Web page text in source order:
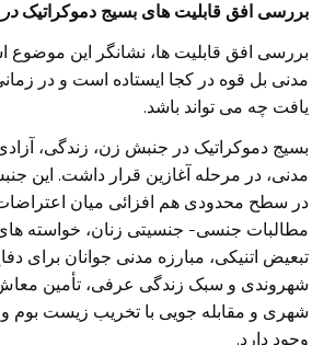
بررسی افق قابلیت های بسیج دموکراتیک
بررسی افق قابلیت ها، نشانگر این
مدنی بل قوه در کجا ایستاده است و در
یافت چه می تواند باشد.
بسیج دموکراتیک در جنبش زن، زندگی،
مدنی، در مرحله آغازین قرار داشت. این
در سطح محدودی هم افزائی میان اعتراضات
مطالبات جنسی- جنسیتی زنان، خواسته
تبعیض اتنیکی، مبارزه مدنی جوانان برای
شهروندی و سبک زندگی عرفی، تأمین معاش
شهری و مقابله جویی با تخریب زیست بوم و
وجود دارد.